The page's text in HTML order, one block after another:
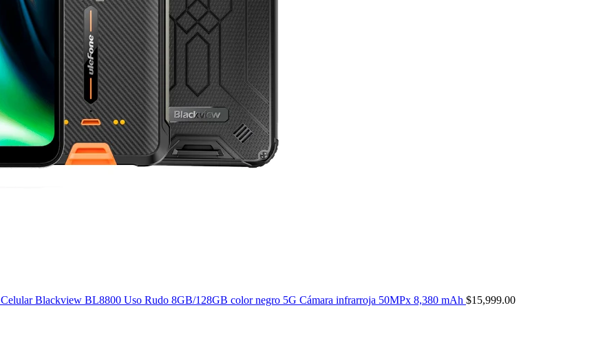
Celular Blackview BL8800 Uso Rudo 8GB/128GB color negro 5G Cámara infrarroja 50MPx 8,380 mAh $15,999.00